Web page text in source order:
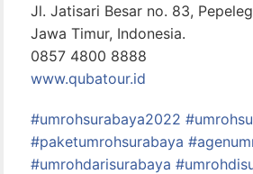
Jl. Jatisari Besar no. 83,
Jawa Timur, Indonesia.
0857 4800 8888
www.qubatour.id
#umrohsurabaya2022
#paketumrohsurabaya
#umrohdarisurabaya